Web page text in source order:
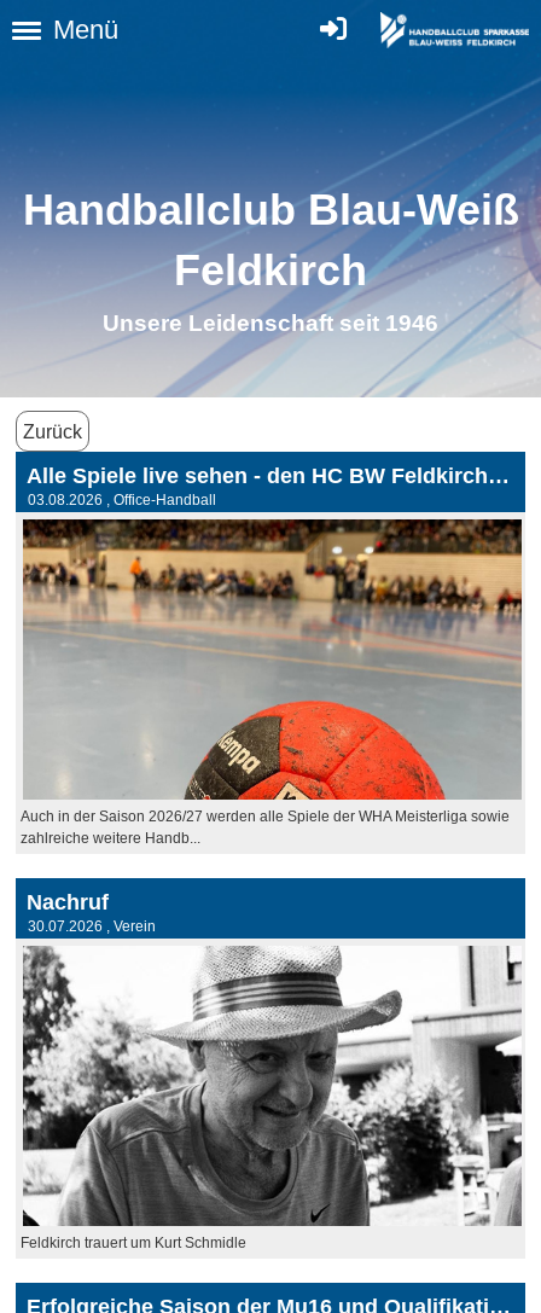
Menü
Handballclub Blau-Weiß
Feldkirch
Unsere Leidenschaft seit 1946
Zurück
Alle Spiele live sehen - den HC BW Feldkirch unterstützen!
03.08.2026 , Office-Handball
Auch in der Saison 2026/27 werden alle Spiele der WHA Meisterliga sowie
zahlreiche weitere Handb...
Nachruf
30.07.2026 , Verein
Feldkirch trauert um Kurt Schmidle
Erfolgreiche Saison der Mu16 und Qualifikation für die Mu18